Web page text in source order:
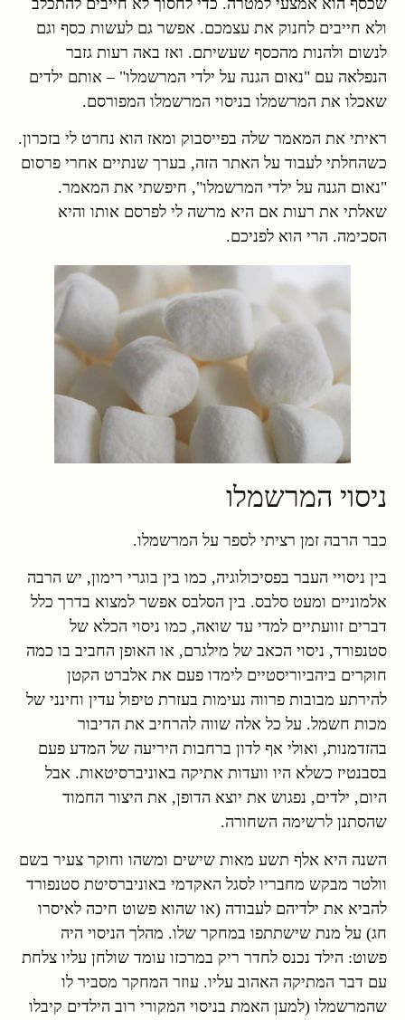
ולא חייבים לחנוק את עצמכם. אפשר גם לעשות כסף וגם
לנשום ולהנות מהכסף שעשיתם. ואז באה רעות גזבר
הנפלאה עם "נאום הגנה על ילדי המרשמלו" – אותם ילדים
שאכלו את המרשמלו בניסוי המרשמלו המפורסם.
ראיתי את המאמר שלה בפייסבוק ומאז הוא נחרט לי בזכרון.
כשהחלתי לעבוד על האתר הזה, בערך שנתיים אחרי פרסום
"נאום הגנה על ילדי המרשמלו", חיפשתי את המאמר.
שאלתי את רעות אם היא מרשה לי לפרסם אותו והיא
הסכימה. הרי הוא לפניכם.
ניסוי המרשמלו
כבר הרבה זמן רציתי לספר על המרשמלו.
בין ניסויי העבר בפסיכולוגיה, כמו בין בוגרי רימון, יש הרבה
אלמוניים ומעט סלבס. בין הסלבס אפשר למצוא בדרך כלל
דברים זוועתיים למדי עד שואה, כמו ניסוי הכלא של
סטנפורד, ניסוי הכאב של מילגרם, או האופן החביב בו כמה
חוקרים ביהביוריסטיים לימדו פעם את אלברט הקטן
להירתע מבובות פרווה נעימות בעזרת טיפול עדין וחינני של
מכות חשמל. על כל אלה שווה להרחיב את הדיבור
בהזדמנות, ואולי אף לדון ברחבות היריעה של המדע פעם
בסבנטיז כשלא היו וועדות אתיקה באוניברסיטאות. אבל
היום, ילדים, נפגוש את יוצא הדופן, את היצור החמוד
שהסתנן לרשימה השחורה.
השנה היא אלף תשע מאות שישים ומשהו וחוקר צעיר בשם
וולטר מבקש מחבריו לסגל האקדמי באוניברסיטת סטנפורד
להביא את ילדיהם לעבודה (או שהוא פשוט חיכה לאיסרו
חג) על מנת שישתתפו במחקר שלו. מהלך הניסוי היה
פשוט: הילד נכנס לחדר ריק במרכזו עומד שולחן עליו צלחת
עם דבר המתיקה האהוב עליו. עוזר המחקר מסביר לו
שהמרשמלו (למען האמת בניסוי המקורי רוב הילדים קיבלו